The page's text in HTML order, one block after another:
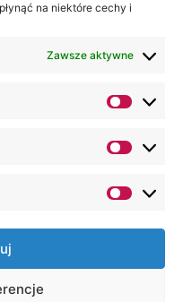
na niektóre cechy i
Zawsze aktywne